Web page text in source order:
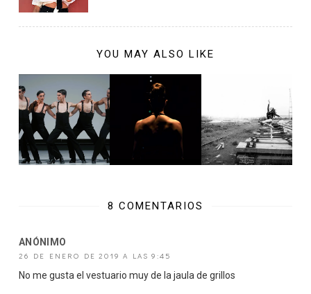
YOU MAY ALSO LIKE
8 COMENTARIOS
ANÓNIMO
26 DE ENERO DE 2019 A LAS 9:45
No me gusta el vestuario muy de la jaula de grillos